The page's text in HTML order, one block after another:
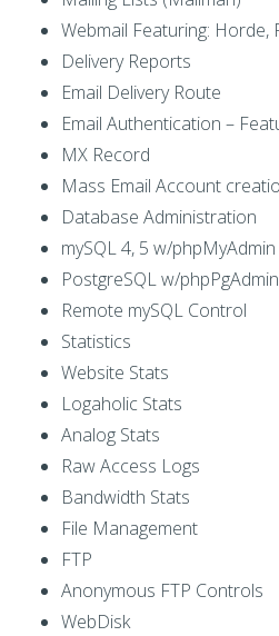
Webmail Featuring: Horde,
Delivery Reports
Email Delivery Route
Email Authentication –
MX Record
Mass Email Account
Database Administration
mySQL 4, 5 w/phpMyAdmin
PostgreSQL w/phpPgAdmin
Remote mySQL Control
Statistics
Website Stats
Logaholic Stats
Analog Stats
Raw Access Logs
Bandwidth Stats
File Management
FTP
Anonymous FTP Controls
WebDisk